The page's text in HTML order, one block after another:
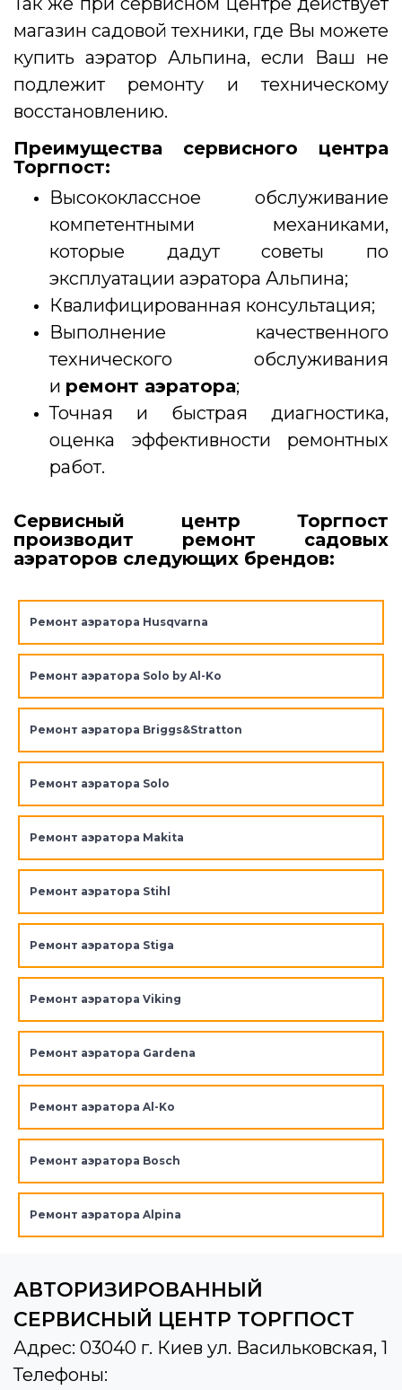
магазин садовой техники, где Вы можете
купить аэратор Альпина, если Ваш не
подлежит ремонту и техническому
восстановлению.
Преимущества сервисного центра
Торгпост:
Высококлассное обслуживание
компетентными механиками,
которые дадут советы по
эксплуатации аэратора Альпина;
Квалифицированная консультация;
Выполнение качественного
технического обслуживания
и ремонт аэратора;
Точная и быстрая диагностика,
оценка эффективности ремонтных
работ.
Сервисный центр Торгпост
производит ремонт садовых
аэраторов следующих брендов:
Ремонт аэратора Husqvarna
Ремонт аэратора Solo by Al-Ko
Ремонт аэратора Briggs&Stratton
Ремонт аэратора Solo
Ремонт аэратора Makita
Ремонт аэратора Stihl
Ремонт аэратора Stiga
Ремонт аэратора Viking
Ремонт аэратора Gardena
Ремонт аэратора Al-Ko
Ремонт аэратора Bosch
Ремонт аэратора Alpina
АВТОРИЗИРОВАННЫЙ
СЕРВИСНЫЙ ЦЕНТР ТОРГПОСТ
Адрес: 03040 г. Киев ул. Васильковская, 1
Телефоны: